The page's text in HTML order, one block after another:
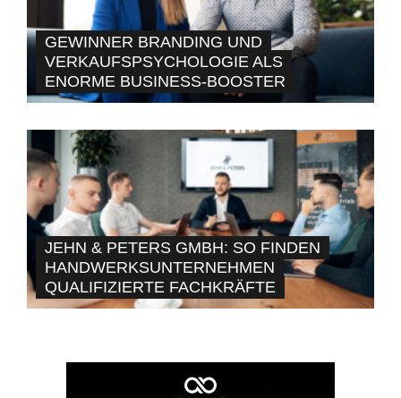
GEWINNER BRANDING UND
VERKAUFSPSYCHOLOGIE ALS
ENORME BUSINESS-BOOSTER
JEHN & PETERS GMBH: SO FINDEN
HANDWERKSUNTERNEHMEN
QUALIFIZIERTE FACHKRÄFTE